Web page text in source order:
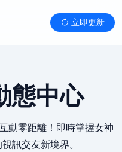
立即更新
態中心
動零距離！即時掌握女神
訊交友新境界。